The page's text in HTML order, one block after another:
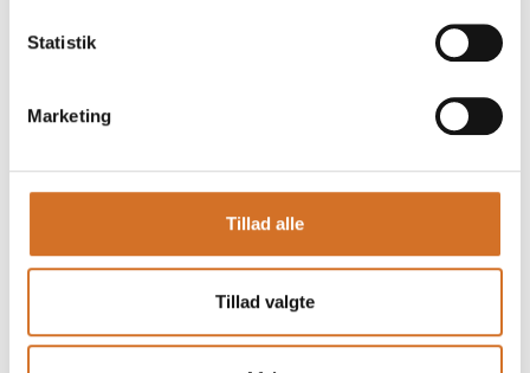
Statistik
Marketing
Tillad alle
Tillad valgte
Good Food Group er en international virksomhed, der blev
grundlagt i Danmark i 1951. Gennem alle årene har vi stået
for vækst og innovation i både ind- og udland.
Good Food Group fremstiller, importerer og sælger en bred